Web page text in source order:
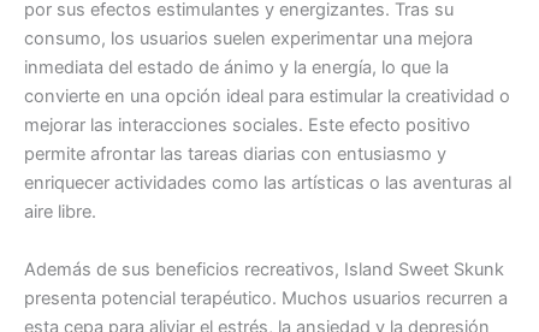
por sus efectos estimulantes y energizantes. Tras su
consumo, los usuarios suelen experimentar una mejora
inmediata del estado de ánimo y la energía, lo que la
convierte en una opción ideal para estimular la creatividad o
mejorar las interacciones sociales. Este efecto positivo
permite afrontar las tareas diarias con entusiasmo y
enriquecer actividades como las artísticas o las aventuras al
aire libre.
Además de sus beneficios recreativos, Island Sweet Skunk
presenta potencial terapéutico. Muchos usuarios recurren a
esta cepa para aliviar el estrés, la ansiedad y la depresión